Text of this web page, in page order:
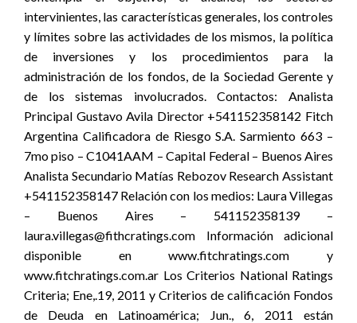
intervinientes, las características generales, los controles
y límites sobre las actividades de los mismos, la política
de inversiones y los procedimientos para la
administración de los fondos, de la Sociedad Gerente y
de los sistemas involucrados. Contactos: Analista
Principal Gustavo Avila Director +541152358142 Fitch
Argentina Calificadora de Riesgo S.A. Sarmiento 663 –
7mo piso – C1041AAM – Capital Federal – Buenos Aires
Analista Secundario Matías Rebozov Research Assistant
+541152358147 Relación con los medios: Laura Villegas
– Buenos Aires – 541152358139 –
laura.villegas@fithcratings.com Información adicional
disponible en www.fitchratings.com y
www.fitchratings.com.ar Los Criterios National Ratings
Criteria; Ene,.19, 2011 y Criterios de calificación Fondos
de Deuda en Latinoamérica; Jun., 6, 2011 están